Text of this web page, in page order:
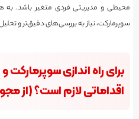
محیطی و مدیریتی فردی متغیر باشد. به
سوپرمارکت، نیاز به بررسی‌های دقیق‌تر و
برای راه اندازی
اقداماتی لازم است؟ (از